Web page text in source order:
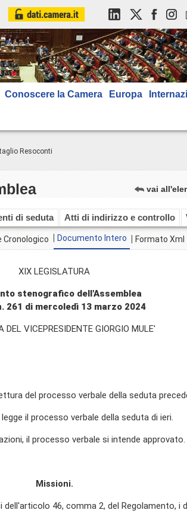
Conoscere la Camera Europa
Resoconti
vai
di seduta Atti di indirizzo e controllo
Cronologico Documento Intero
Formato Xml
XIX LEGISLATURA
stenografico dell'Assemblea
261 di mercoledì 13 marzo 2024
DEL VICEPRESIDENTE GIORGIO MULE'
del processo verbale della seduta
legge il processo verbale della seduta di ieri.
il processo verbale si intende approvato.
Missioni.
dell'articolo 46, comma 2, del Regolamento, i